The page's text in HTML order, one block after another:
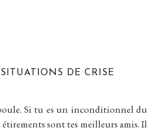
DE CRISE
Si tu es un inconditionnel du
étirements sont tes meilleurs amis. Il